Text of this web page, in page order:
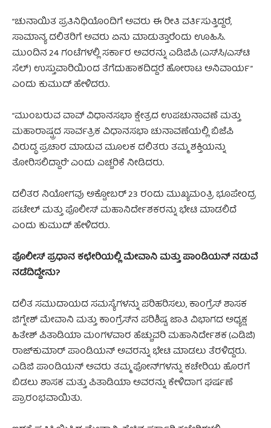
“ಚುನಾಯಿತ ಪ್ರತಿನಿಧಿಯೊಂದಿಗೆ ಅವರು ಈ ರೀತಿ ವರ್ತಿಸುತ್ತಿದ್ದರೆ,
ಸಾಮಾನ್ಯ ದಲಿತರಿಗೆ ಅವರು ಏನು ಮಾಡುತ್ತಾರೆಂದು ಊಹಿಸಿ.
ಮುಂದಿನ 24 ಗಂಟೆಗಳಲ್ಲಿ ಸರ್ಕಾರ ಅವರನ್ನು ಎಡಿಜಿಪಿ (ಎಸ್‌ಸಿ/ಎಸ್‌ಟಿ
ಸೆಲ್) ಉಸ್ತುವಾರಿಯಿಂದ ತೆಗೆದುಹಾಕದಿದ್ದರೆ ಹೋರಾಟ ಅನಿವಾರ್ಯ”
ಎಂದು ಕುಮುದ್ ಹೇಳಿದರು.
“ಮುಂಬರುವ ವಾವ್ ವಿಧಾನಸಭಾ ಕ್ಷೇತ್ರದ ಉಪಚುನಾವಣೆ ಮತ್ತು
ಮಹಾರಾಷ್ಟ್ರದ ಸಾರ್ವತ್ರಿಕ ವಿಧಾನಸಭಾ ಚುನಾವಣೆಯಲ್ಲಿ ಬಿಜೆಪಿ
ವಿರುದ್ಧ ಪ್ರಚಾರ ಮಾಡುವ ಮೂಲಕ ದಲಿತರು ತಮ್ಮ ಶಕ್ತಿಯನ್ನು
ತೋರಿಸಲಿದ್ದಾರೆ” ಎಂದು ಎಚ್ಚರಿಕೆ ನೀಡಿದರು.
ದಲಿತರ ನಿಯೋಗವು ಅಕ್ಟೋಬರ್ 23 ರಂದು ಮುಖ್ಯಮಂತ್ರಿ ಭೂಪೇಂದ್ರ
ಪಟೇಲ್ ಮತ್ತು ಪೊಲೀಸ್ ಮಹಾನಿರ್ದೇಶಕರನ್ನು ಭೇಟಿ ಮಾಡಲಿದೆ
ಎಂದು ಕುಮುದ್ ಹೇಳಿದರು.
ಪೊಲೀಸ್ ಪ್ರಧಾನ ಕಛೇರಿಯಲ್ಲಿ ಮೇವಾನಿ ಮತ್ತು ಪಾಂಡಿಯನ್ ನಡುವೆ
ನಡೆದಿದ್ದೇನು?
ದಲಿತ ಸಮುದಾಯದ ಸಮಸ್ಯೆಗಳನ್ನು ಪರಿಹರಿಸಲು, ಕಾಂಗ್ರೆಸ್ ಶಾಸಕ
ಜಿಗ್ನೇಶ್ ಮೇವಾನಿ ಮತ್ತು ಕಾಂಗ್ರೆಸ್‌ನ ಪರಿಶಿಷ್ಟ ಜಾತಿ ವಿಭಾಗದ ಅಧ್ಯಕ್ಷ
ಹಿತೇಶ್ ಪಿತಾಡಿಯಾ ಮಂಗಳವಾರ ಹೆಚ್ಚುವರಿ ಮಹಾನಿರ್ದೇಶಕ (ಎಡಿಜಿ)
ರಾಜ್‌ಕುಮಾರ್ ಪಾಂಡಿಯನ್ ಅವರನ್ನು ಭೇಟಿ ಮಾಡಲು ತೆರಳಿದ್ದರು.
ಎಡಿಜಿ ಪಾಂಡಿಯನ್ ಅವರು ತಮ್ಮ ಫೋನ್‌ಗಳನ್ನು ಕಚೇರಿಯ ಹೊರಗೆ
ಬಿಡಲು ಶಾಸಕ ಮತ್ತು ಪಿತಾಡಿಯಾ ಅವರನ್ನು ಕೇಳಿದಾಗ ಘರ್ಷಣೆ
ಪ್ರಾರಂಭವಾಯಿತು.